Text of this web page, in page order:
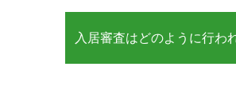
入居審査はどのように行わ